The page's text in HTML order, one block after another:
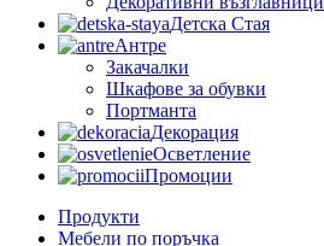
Детска Стая
Антре
Закачалки
Шкафове за обувки
Портманта
Декорация
Осветление
Промоции
Продукти
Мебели по поръчка